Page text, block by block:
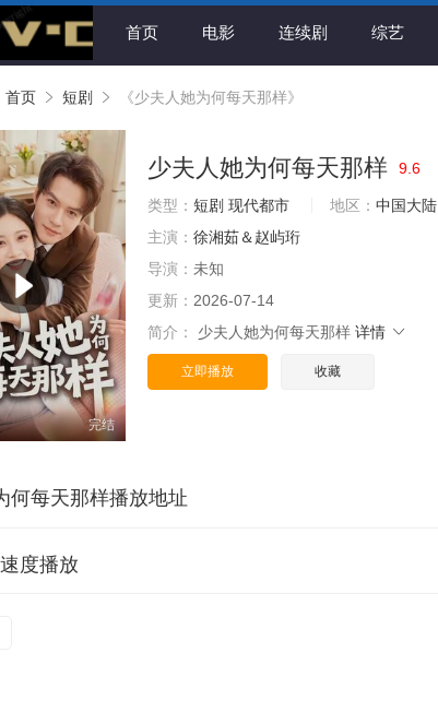
首页 电影 连续剧 综艺
首页 短剧 《少夫人她为何每天那样》
完结
少夫人她为何每天那样 9.6
类型： 短剧 现代都市 地区： 中国大陆
主演： 徐湘茹＆赵屿珩
导演： 未知
更新： 2026-07-14
简介：
少夫人她为何每天那样 详情
立即播放 收藏
何每天那样播放地址
度播放